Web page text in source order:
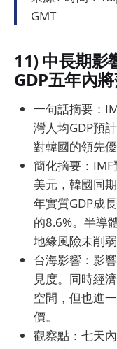
GMT
11) 中長期影
GDP五年內
一句話摘要：
灣人均GDP預
對韓國的領先優
簡化摘要：
美元，韓國同
年實質GDP成
的8.6%。半導
地緣風險未削
台海影響：影
見度。同時經
空間，但也進
價。
觀察點：七天